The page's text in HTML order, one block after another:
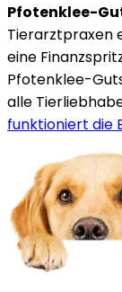
Pfotenklee-
Tierarztpraxen
eine
Pfotenklee-
alle
funktioniert die